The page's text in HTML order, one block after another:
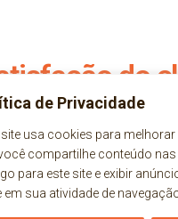
de Privacidade
site usa cookies para
compartilhe conteúdo
para este site e exibir
em sua atividade de
do
essencial no
que as entregas
estipulado. Em
para o sucesso do